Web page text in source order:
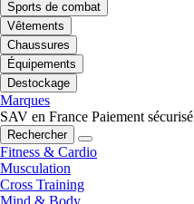
Sports de combat
Vêtements
Chaussures
Équipements
Destockage
Marques
SAV en France Paiement sécurisé
Rechercher
Fitness & Cardio
Musculation
Cross Training